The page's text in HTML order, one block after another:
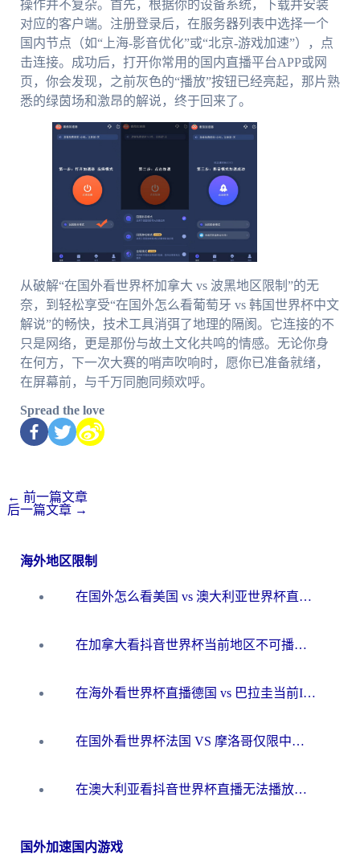
操作并不复杂。首先，根据你的设备系统，下载并安装
对应的客户端。注册登录后，在服务器列表中选择一个
国内节点（如“上海-影音优化”或“北京-游戏加速”），点
击连接。成功后，打开你常用的国内直播平台APP或网
页，你会发现，之前灰色的“播放”按钮已经亮起，那片熟
悉的绿茵场和激昂的解说，终于回来了。
从破解“在国外看世界杯加拿大 vs 波黑地区限制”的无
奈，到轻松享受“在国外怎么看葡萄牙 vs 韩国世界杯中文
解说”的畅快，技术工具消弭了地理的隔阂。它连接的不
只是网络，更是那份与故土文化共鸣的情感。无论你身
在何方，下一次大赛的哨声吹响时，愿你已准备就绪，
在屏幕前，与千万同胞同频欢呼。
Spread the love
← 前一篇文章
后一篇文章 →
海外地区限制
在国外怎么看美国 vs 澳大利亚世界杯直播？海外党必藏的中文解说观赛指南
在加拿大看抖音世界杯当前地区不可播放？海外党体育观赛终极指南
在海外看世界杯直播德国 vs 巴拉圭当前IP受限制？这篇指南帮你轻松解决地区限制
在国外看世界杯法国 VS 摩洛哥仅限中国大陆？别让地域限制拦下你的欢呼
在澳大利亚看抖音世界杯直播无法播放？海外党体育观赛终极指南来了！
国外加速国内游戏